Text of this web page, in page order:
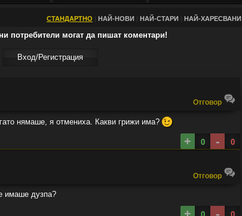
СТАНДАРТНО НАЙ-НОВИ НАЙ-СТАРИ НАЙ-ХАРЕСВАНИ
потребители могат да пишат коментари!
Вход/Регистрaция
Oтговор
нямаше, я отмениха. Какви грижи има? 😉
+ 0 -
0
Oтговор
имаше дузпа?